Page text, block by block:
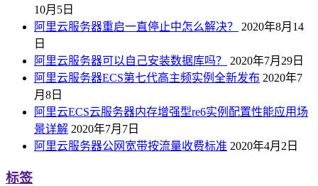
10月5日
阿里云服务器重启一直停止中怎么解决？
2020年8月14
日
阿里云服务器可以自己安装数据库吗？
2020年7月29日
阿里云服务器ECS第七代高主频实例全新发布 2020年7
月8日
阿里云ECS云服务器内存增强型re6实例配置性能应用场
景详解 2020年7月7日
阿里云服务器公网宽带按流量收费标准 2020年4月2日
标签